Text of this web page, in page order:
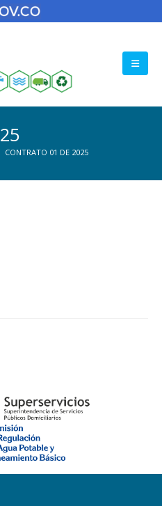
CONTRATO 01 DE 2025